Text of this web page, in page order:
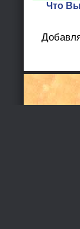
Что Вы